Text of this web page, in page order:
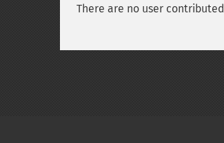
There are no user